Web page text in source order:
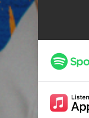
Cê Que
Deixa
Lembrei